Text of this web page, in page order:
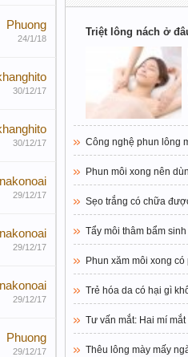
Phuong
24/1/18
30/12/17
30/12/17
29/12/17
29/12/17
29/12/17
Phuong
29/12/17
Triệt lông nách ở
Công nghệ phun lông
Phun môi xong nên
Sẹo trắng có chữa
Tẩy môi thâm bẩm
Phun xăm môi xong
Trẻ hóa da có hại gì
Tư vấn mắt: Hai mí
Thêu lông mày mấy